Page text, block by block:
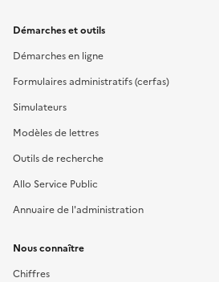
Démarches et outils
Démarches en ligne
Formulaires administratifs (cerfas)
Simulateurs
Modèles de lettres
Outils de recherche
Allo Service Public
Annuaire de l'administration
Nous connaître
Chiffres